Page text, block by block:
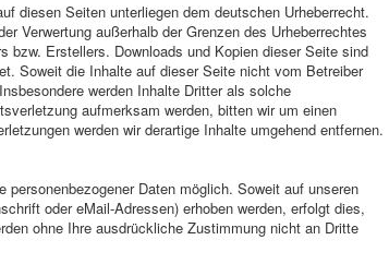
diesen Seiten unterliegen dem deutschen Urheberrecht.
Verwertung außerhalb der Grenzen des Urheberrechtes
bzw. Erstellers. Downloads und Kopien dieser Seite sind
Soweit die Inhalte auf dieser Seite nicht vom Betreiber
werden Inhalte Dritter als solche
aufmerksam werden, bitten wir um einen
werden wir derartige Inhalte umgehend entfernen.
Daten möglich. Soweit auf unseren
oder eMail-Adressen) erhoben werden, erfolgt dies,
ohne Ihre ausdrückliche Zustimmung nicht an Dritte